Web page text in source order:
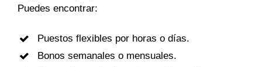
Puedes encontrar:
Puestos flexibles por horas o días.
Bonos semanales o mensuales.